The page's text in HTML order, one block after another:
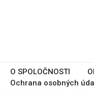
O SPOLOČNOSTI
Ochrana osobných